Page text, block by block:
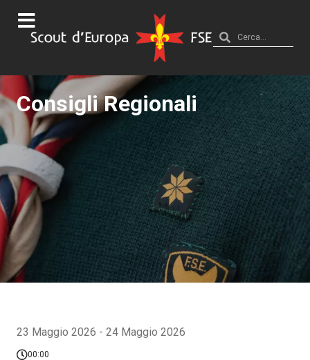
Consigli Regionali
23 Maggio 2026 - 24 Maggio 2026
00:00